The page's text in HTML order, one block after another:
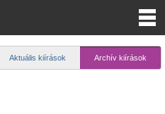
Aktuális kiírások Archív kiírások